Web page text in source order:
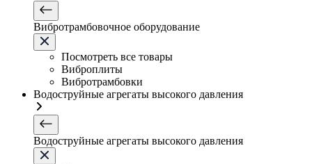
Вибротрамбовочное оборудование
Посмотреть все товары
Виброплиты
Вибротрамбовки
Водоструйные агрегаты высокого давления
Водоструйные агрегаты высокого давления